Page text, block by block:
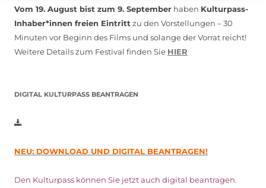
Vom 19. August bist zum 9. September haben Kulturpass-
Inhaber*innen freien Eintritt zu den Vorstellungen – 30
Minuten vor Beginn des Films und solange der Vorrat reicht!
Weitere Details zum Festival finden Sie HIER
DIGITAL KULTURPASS BEANTRAGEN
NEU: DOWNLOAD UND DIGITAL BEANTRAGEN!
Den Kulturpass können Sie jetzt auch digital beantragen.